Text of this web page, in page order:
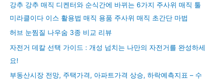
강추 강추 매직 디켄터와 순식간에 바뀌는 6가지 주사위 매직 툴
미라클이다 이스 활용법 매직 용품 주사위 매직 초간단 마법
허브 눈찜질 나우숨 3종 비교 리뷰
자전거 데칼 선택 가이드 : 개성 넘치는 나만의 자전거를 완성하세
요!
부동산시장 전망, 주택가격, 아파트가격 상승, 하락예측지표 – 수